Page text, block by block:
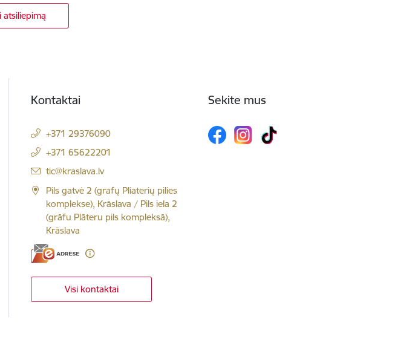
atsiliepimą
Kontaktai
+371 29376090
+371 65622201
El. paštas:
tic@kraslava.lv
Pils gatvė 2 (grafų Pliaterių pilies
komplekse), Krāslava / Pils iela 2
(grāfu Plāteru pils kompleksā),
Krāslava
Visi kontaktai
Sekite mus